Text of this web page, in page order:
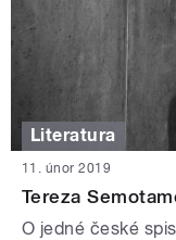
Literatura
11. únor 2019
Tereza
O jedné české